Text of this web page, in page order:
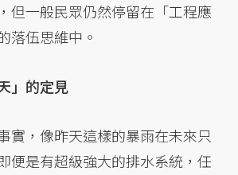
但一般民眾仍然停留在「工程應
落伍思維中。
」的定見
實，像昨天這樣的暴雨在未來只
便是有超級強大的排水系統，任